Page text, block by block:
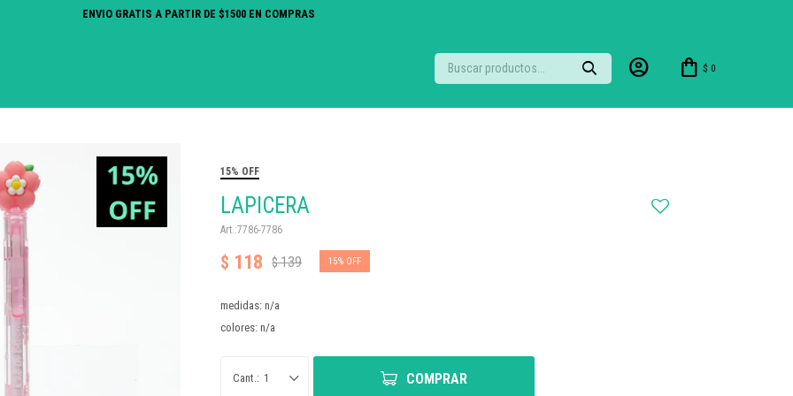
ENVIO GRATIS A PARTIR DE $1500 EN COMPRAS
$ 0
15% OFF
LAPICERA
7786-7786
$ 118 $139 15
medidas: n/a
colores: n/a
1 COMPRAR